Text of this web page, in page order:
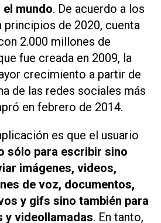
mundo. De acuerdo a los
de 2020, cuenta
2.000 millones de
fue creada en 2009, la
crecimiento a partir de
de las redes sociales más
en febrero de 2014.
es que el usuario
sólo para escribir sino
imágenes, videos,
de voz, documentos,
y gifs sino también para
y videollamadas. En tanto,